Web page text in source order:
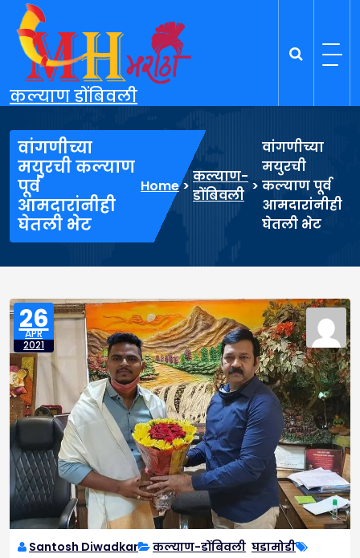
content
कल्याण डोंबिवली
वांगणीच्या
मयुरची कल्याण
पूर्व
आमदारांनीही
घेतली भेट
Home>
कल्याण-
डोंबिवली
>
वांगणीच्या
मयुरची
कल्याण पूर्व
आमदारांनीही
घेतली भेट
26
APR
2021
Santosh Diwadkar कल्याण-डोंबिवली घडामोडी